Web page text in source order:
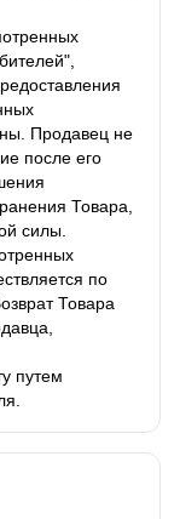
Продавец не
после его
Товара,
силы.
по
Товара
путем